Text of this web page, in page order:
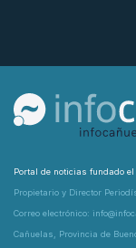
Portal de noticias fundado el
Propietario y Director
Correo electrónico:
Cañuelas, Provincia de